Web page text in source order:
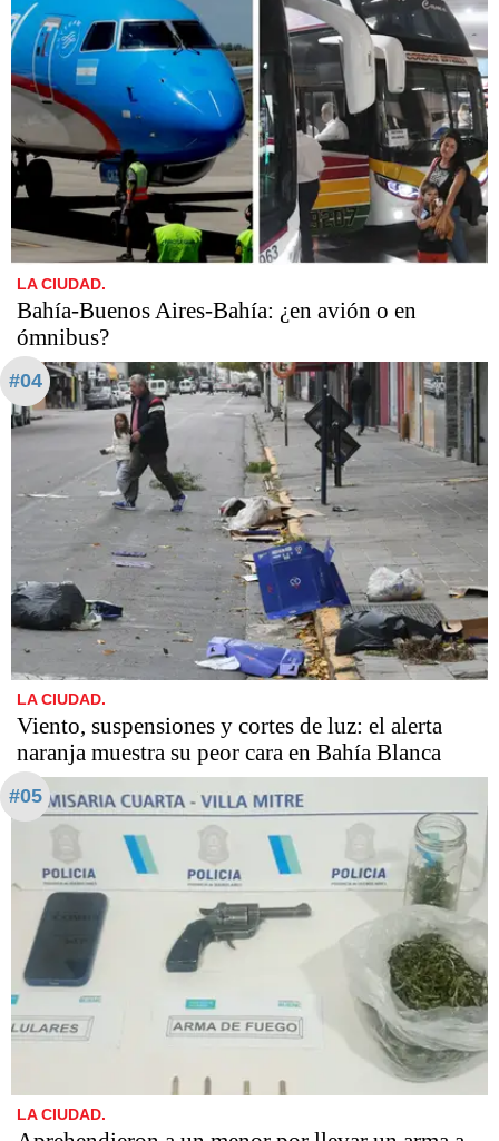
LA CIUDAD.
Bahía-Buenos Aires-Bahía: ¿en avión o en
ómnibus?
#04
LA CIUDAD.
Viento, suspensiones y cortes de luz: el alerta
naranja muestra su peor cara en Bahía Blanca
#05
LA CIUDAD.